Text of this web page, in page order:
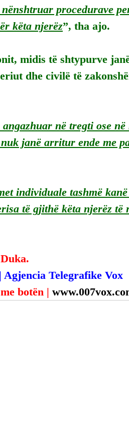
procedurave
këta njerëz”, tha ajo.
midis të shtypurve
dhe civilë të
në tregti ose
janë arritur ende me
individuale tashmë
të gjithë këta njerëz të
Telegrafike Vox
botën |